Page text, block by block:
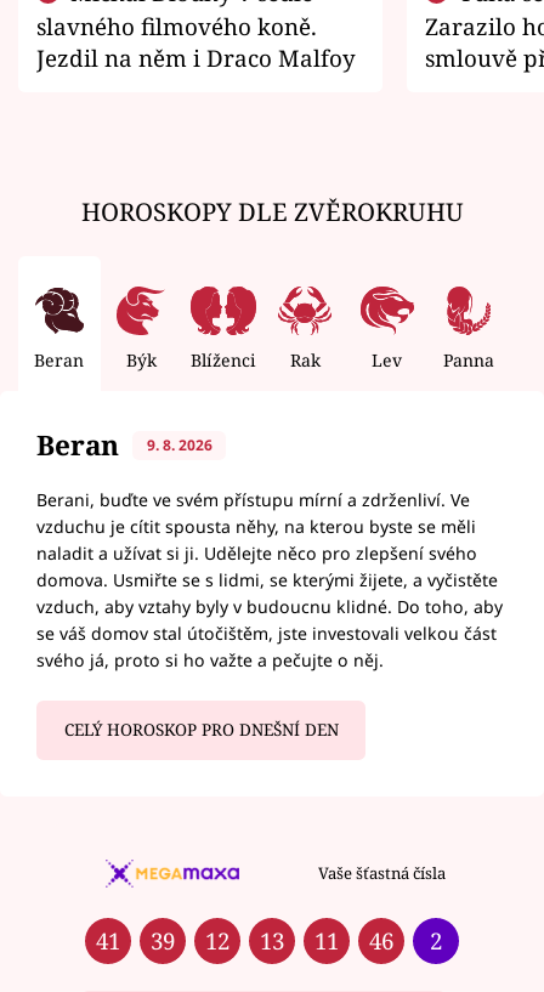
slavného filmového koně.
Jezdil na něm i Draco Malfoy
Zarazilo
smlouvě
HOROSKOPY DLE ZVĚROKRUHU
Beran Býk Blíženci Rak Lev Panna
Beran 9. 8. 2026
Berani, buďte ve svém přístupu mírní a zdrženliví. Ve
vzduchu je cítit spousta něhy, na kterou byste se měli
naladit a užívat si ji. Udělejte něco pro zlepšení svého
domova. Usmiřte se s lidmi, se kterými žijete, a vyčistěte
vzduch, aby vztahy byly v budoucnu klidné. Do toho, aby
se váš domov stal útočištěm, jste investovali velkou část
svého já, proto si ho važte a pečujte o něj.
CELÝ HOROSKOP PRO DNEŠNÍ DEN
Vaše šťastná čísla
41 39 12 13 11 46 2